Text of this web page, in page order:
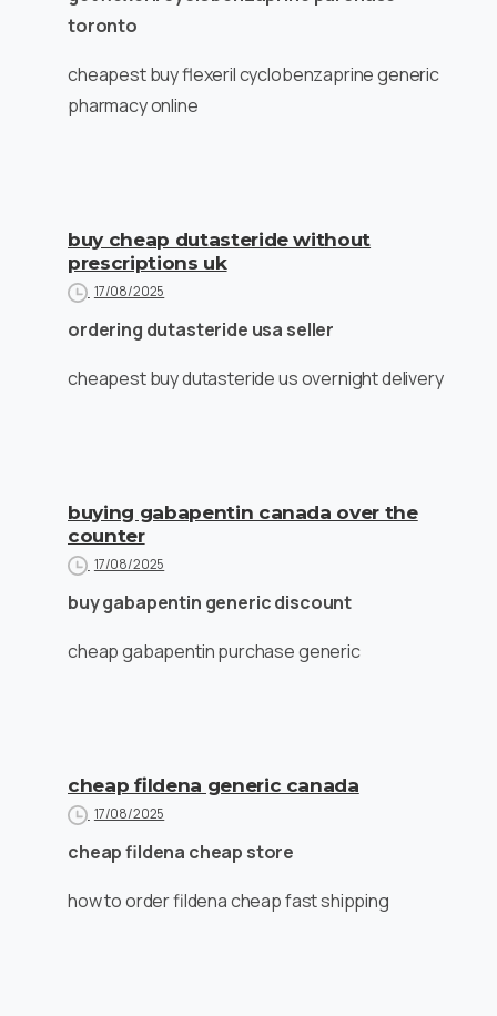
toronto
cheapest buy flexeril cyclobenzaprine generic
pharmacy online
buy cheap dutasteride without
prescriptions uk
17/08/2025
ordering dutasteride usa seller
cheapest buy dutasteride us overnight delivery
buying gabapentin canada over the
counter
17/08/2025
buy gabapentin generic discount
cheap gabapentin purchase generic
cheap fildena generic canada
17/08/2025
cheap fildena cheap store
how to order fildena cheap fast shipping